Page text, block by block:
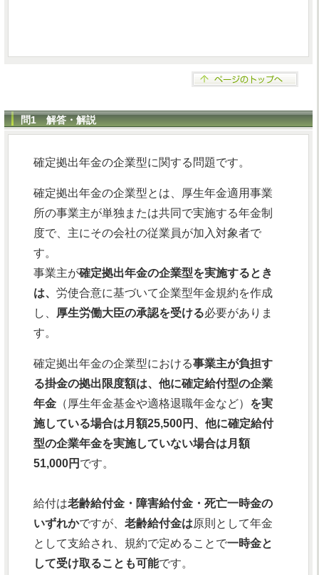
問1 解答・解説
確定拠出年金の企業型に関する問題です。
確定拠出年金の企業型とは、厚生年金適用事業
所の事業主が単独または共同で実施する年金制
度で、主にその会社の従業員が加入対象者で
す。
事業主が確定拠出年金の企業型を実施するとき
は、 労使合意に基づいて企業型年金規約を作成
し、
厚生労働大臣の承認を受ける必要がありま
す。
確定拠出年金の企業型における事業主が負担す
る掛金の拠出限度額は、他に確定給付型の企業
年金 （厚生年金基金や適格退職年金など） を実
施している場合は月額25,500円、他に確定給付
型の企業年金を実施していない場合は月額
51,000円 です。
給付は老齢給付金・障害給付金・死亡一時金の
いずれかですが、 老齢給付金は原則として年金
として支給され、規約で定めることで一時金と
して受け取ることも可能です。